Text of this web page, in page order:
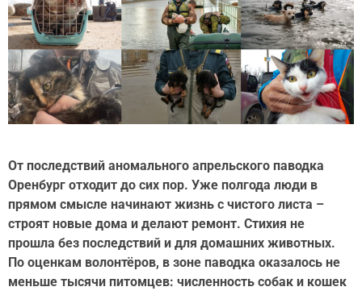
От последствий аномального апрельского паводка
Оренбург отходит до сих пор. Уже полгода люди в
прямом смысле начинают жизнь с чистого листа –
строят новые дома и делают ремонт. Стихия не
прошла без последствий и для домашних животных.
По оценкам волонтёров, в зоне паводка оказалось не
меньше тысячи питомцев: численность собак и кошек